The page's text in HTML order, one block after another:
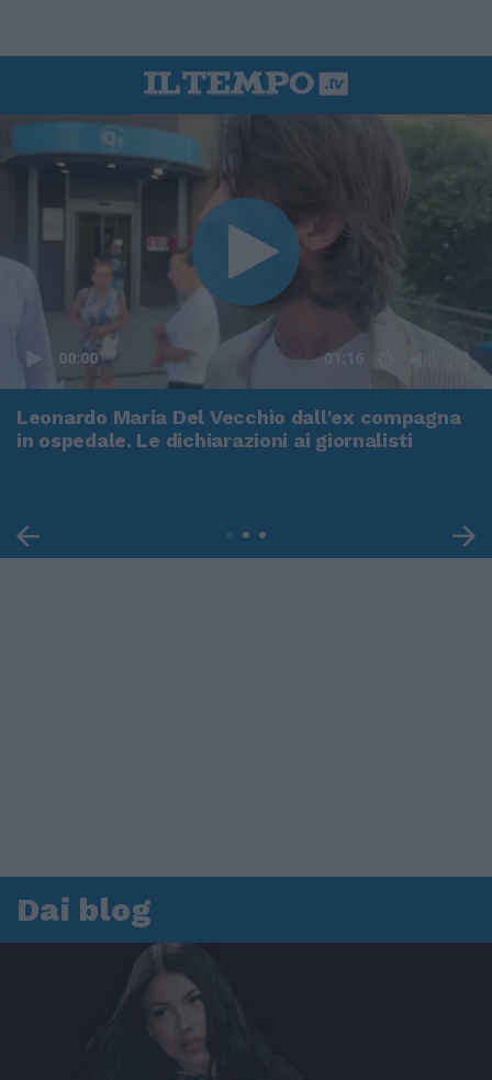
00:00 01:16
Leonardo Maria Del Vecchio dall'ex compagna
in ospedale. Le dichiarazioni ai giornalisti
Dai blog